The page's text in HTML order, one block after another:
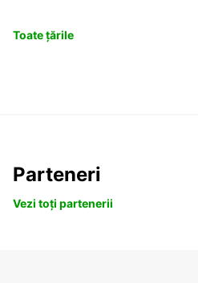
Toate țările
Parteneri
Vezi toți partenerii